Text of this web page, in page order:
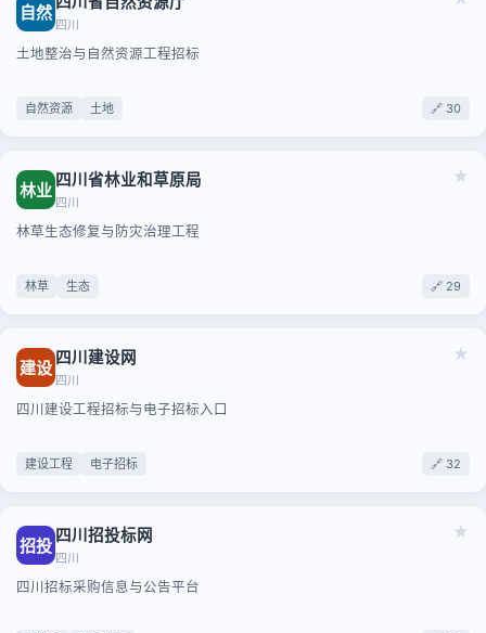
自然
四川
土地整治与自然资源工程招标
自然资源 土地 🔗 30
★
林业 四川省林业和草原局
四川
林草生态修复与防灾治理工程
林草 生态 🔗 29
★
建设 四川建设网
四川
四川建设工程招标与电子招标入口
建设工程 电子招标 🔗 32
★
招投 四川招投标网
四川
四川招标采购信息与公告平台